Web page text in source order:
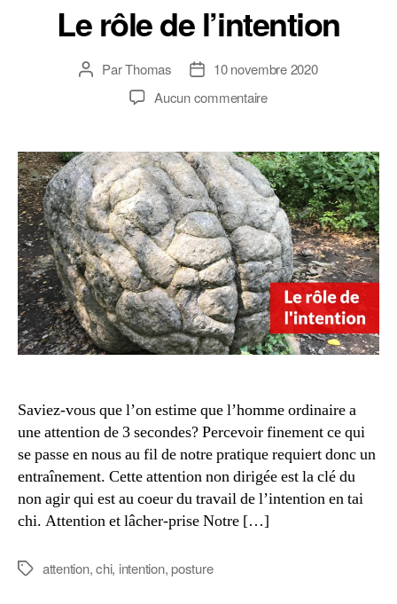
Le rôle de l’intention
Auteur
ParThomas
Date
l’article
10 novembre 2020
Aucun commentairesur
de
l’intention
Saviez-vous que l’on estime que l’homme ordinaire a
une attention de 3 secondes? Percevoir finement ce qui
se passe en nous au fil de notre pratique requiert donc un
entraînement. Cette attention non dirigée est la clé du
non agir qui est au coeur du travail de l’intention en tai
chi. Attention et lâcher-prise Notre […]
Étiquettes
attention,chi, intention,posture